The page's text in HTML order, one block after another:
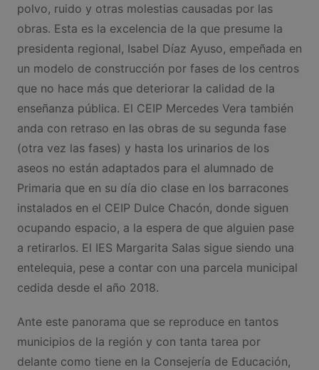
polvo, ruido y otras molestias causadas por las
obras. Esta es la excelencia de la que presume la
presidenta regional, Isabel Díaz Ayuso, empeñada en
un modelo de construcción por fases de los centros
que no hace más que deteriorar la calidad de la
enseñanza pública. El CEIP Mercedes Vera también
anda con retraso en las obras de su segunda fase
(otra vez las fases) y hasta los urinarios de los
aseos no están adaptados para el alumnado de
Primaria que en su día dio clase en los barracones
instalados en el CEIP Dulce Chacón, donde siguen
ocupando espacio, a la espera de que alguien pase
a retirarlos. El IES Margarita Salas sigue siendo una
entelequia, pese a contar con una parcela municipal
cedida desde el año 2018.
Ante este panorama que se reproduce en tantos
municipios de la región y con tanta tarea por
delante como tiene en la Consejería de Educación,